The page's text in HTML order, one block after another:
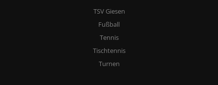
TSV Giesen
Fußball
Tennis
Tischtennis
Turnen